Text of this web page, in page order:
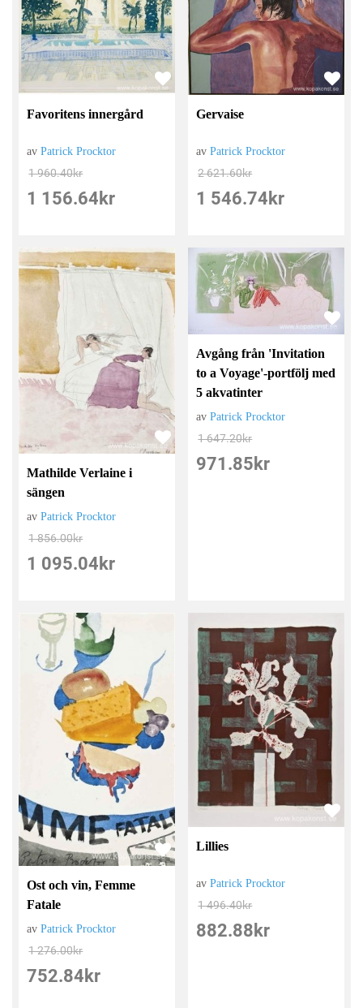
Favoritens innergård
avPatrick Procktor
1 960.40kr
1 156.64 kr
Gervaise
avPatrick Procktor
2 621.60kr
1 546.74 kr
Mathilde Verlaine i
sängen
avPatrick Procktor
1 856.00kr
1 095.04 kr
Avgång från 'Invitation
to a Voyage'-portfölj med
5 akvatinter
avPatrick Procktor
1 647.20kr
971.85 kr
Ost och vin, Femme
Fatale
avPatrick Procktor
1 276.00kr
752.84 kr
Lillies
avPatrick Procktor
1 496.40kr
882.88 kr